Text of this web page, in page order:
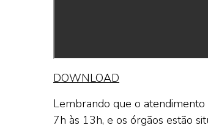
DOWNLOAD
Lembrando que o
7h às 13h, e os órgãos estão